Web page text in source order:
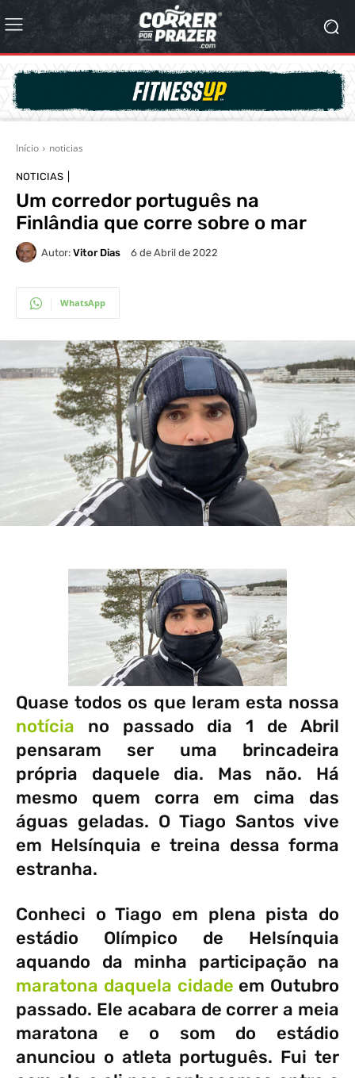
Início noticias
NOTICIAS
Um corredor português na
Finlândia que corre sobre o mar
Autor: Vitor Dias 6 de Abril de 2022
WhatsApp
Quase todos os que leram esta nossa
notícia no passado dia 1 de Abril
pensaram ser uma brincadeira
própria daquele dia. Mas não. Há
mesmo quem corra em cima das
águas geladas. O Tiago Santos vive
em Helsínquia e treina dessa forma
estranha.
Conheci o Tiago em plena pista do
estádio Olímpico de Helsínquia
aquando da minha participação na
maratona daquela cidade em Outubro
passado. Ele acabara de correr a meia
maratona e o som do estádio
anunciou o atleta português. Fui ter